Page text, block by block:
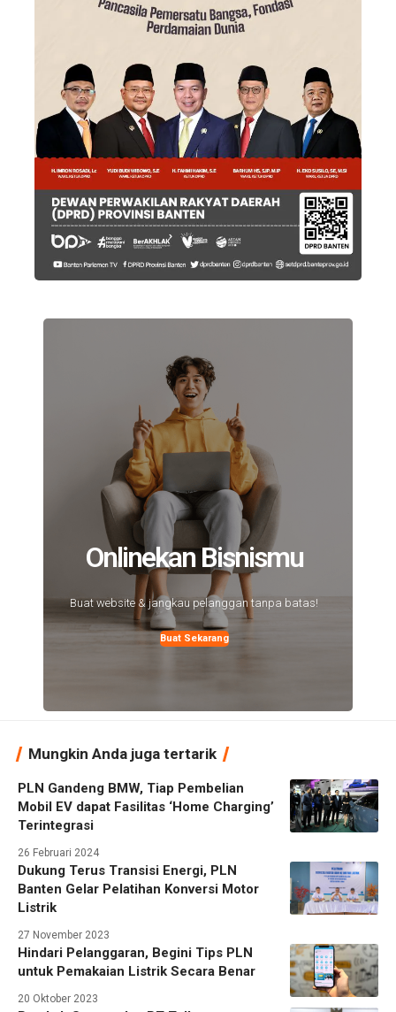
Onlinekan Bisnismu
Buat website & jangkau pelanggan tanpa batas!
Buat Sekarang
Mungkin Anda juga tertarik
PLN Gandeng BMW, Tiap Pembelian
Mobil EV dapat Fasilitas ‘Home Charging’
Terintegrasi
26 Februari 2024
Dukung Terus Transisi Energi, PLN
Banten Gelar Pelatihan Konversi Motor
Listrik
27 November 2023
Hindari Pelanggaran, Begini Tips PLN
untuk Pemakaian Listrik Secara Benar
20 Oktober 2023